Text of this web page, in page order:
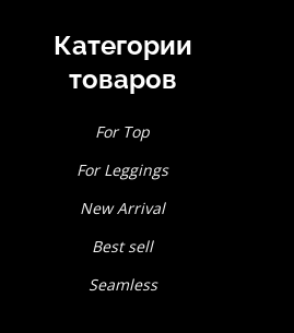
Категории
товаров
For Top
For Leggings
New Arrival
Best sell
Seamless